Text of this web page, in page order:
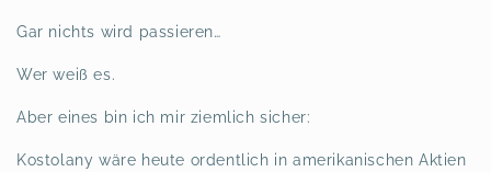
Gar nichts wird passieren…
Wer weiß es.
Aber eines bin ich mir ziemlich sicher:
Kostolany wäre heute ordentlich in amerikanischen Aktien